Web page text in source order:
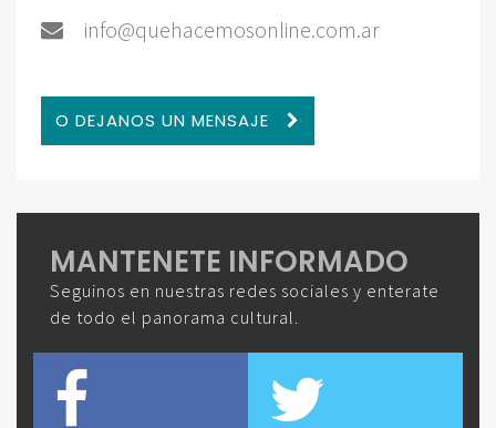
info@quehacemosonline.com.ar
O DEJANOS UN MENSAJE
MANTENETE INFORMADO
Seguinos en nuestras redes sociales y enterate
de todo el panorama cultural.